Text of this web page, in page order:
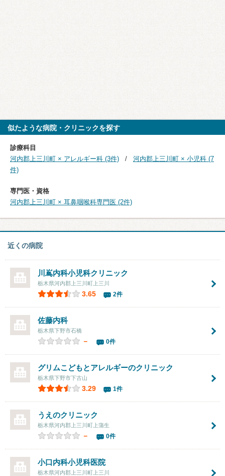
似たような病院・クリニックを探す
診療科目
河内郡上三川町 × アレルギー科 (3件)
河内郡上三川町 × 小児科 (7
件)
専門医・資格
河内郡上三川町 × 耳鼻咽喉科専門医 (2件)
近くの病院
川嶌内科小児科クリニック
栃木県河内郡上三川町上三川
3.65 2件
佐藤内科
栃木県下野市石橋
－ 0件
グリムこどもとアレルギーのクリニック
栃木県下野市下古山
3.29 1件
うえのクリニック
栃木県河内郡上三川町上蒲生
－ 0件
小口内科小児科医院
栃木県河内郡上三川町上三川